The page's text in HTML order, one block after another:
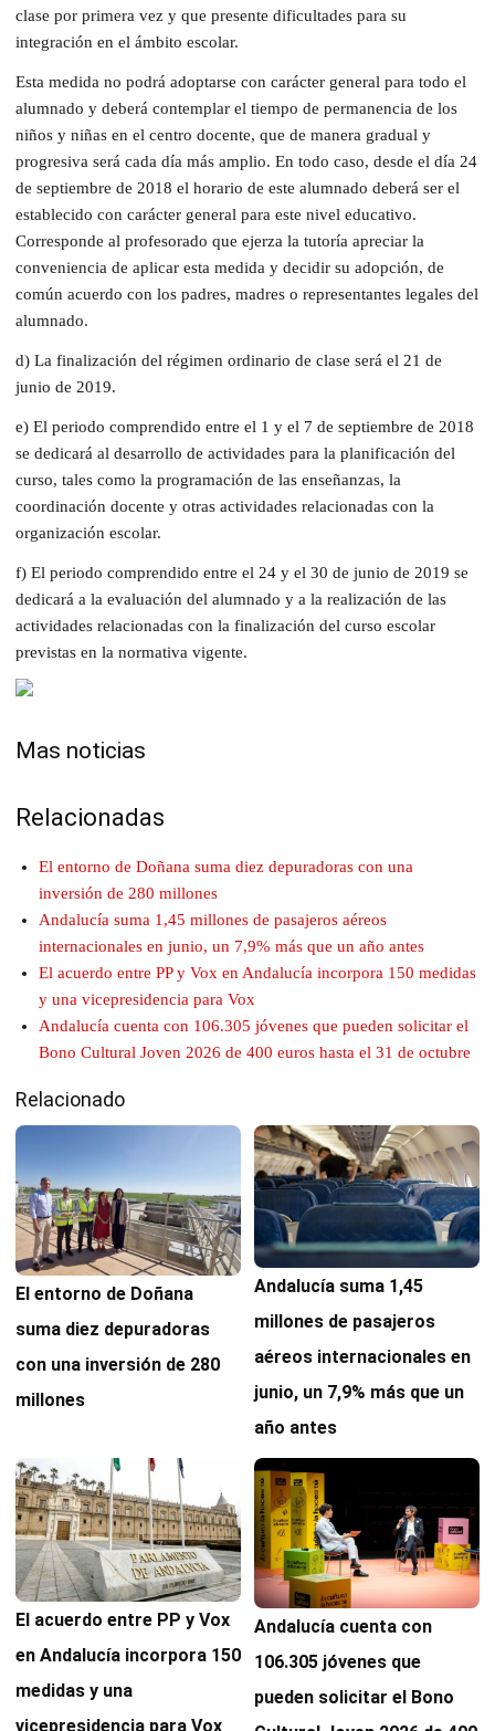
clase por primera vez y que presente dificultades para su
integración en el ámbito escolar.
Esta medida no podrá adoptarse con carácter general para todo el
alumnado y deberá contemplar el tiempo de permanencia de los
niños y niñas en el centro docente, que de manera gradual y
progresiva será cada día más amplio. En todo caso, desde el día 24
de septiembre de 2018 el horario de este alumnado deberá ser el
establecido con carácter general para este nivel educativo.
Corresponde al profesorado que ejerza la tutoría apreciar la
conveniencia de aplicar esta medida y decidir su adopción, de
común acuerdo con los padres, madres o representantes legales del
alumnado.
d) La finalización del régimen ordinario de clase será el 21 de
junio de 2019.
e) El periodo comprendido entre el 1 y el 7 de septiembre de 2018
se dedicará al desarrollo de actividades para la planificación del
curso, tales como la programación de las enseñanzas, la
coordinación docente y otras actividades relacionadas con la
organización escolar.
f) El periodo comprendido entre el 24 y el 30 de junio de 2019 se
dedicará a la evaluación del alumnado y a la realización de las
actividades relacionadas con la finalización del curso escolar
previstas en la normativa vigente.
Mas noticias
Relacionadas
El entorno de Doñana suma diez depuradoras con una
inversión de 280 millones
Andalucía suma 1,45 millones de pasajeros aéreos
internacionales en junio, un 7,9% más que un año antes
El acuerdo entre PP y Vox en Andalucía incorpora 150 medidas
y una vicepresidencia para Vox
Andalucía cuenta con 106.305 jóvenes que pueden solicitar el
Bono Cultural Joven 2026 de 400 euros hasta el 31 de octubre
Relacionado
El entorno de Doñana
suma diez depuradoras
con una inversión de 280
millones
Andalucía suma 1,45
millones de pasajeros
aéreos internacionales en
junio, un 7,9% más que un
año antes
El acuerdo entre PP y Vox
en Andalucía incorpora 150
medidas y una
vicepresidencia para Vox
Andalucía cuenta con
106.305 jóvenes que
pueden solicitar el Bono